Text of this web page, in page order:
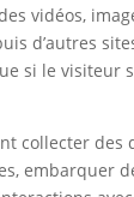
vidéos,
d’autres
si le visiteur
collecter des
embarquer